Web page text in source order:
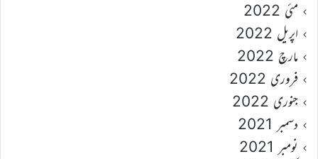
مئی 2022
اپریل 2022
مارچ 2022
فروری 2022
جنوری 2022
دسمبر 2021
نومبر 2021